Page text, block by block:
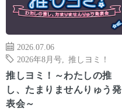
2026.07.06
2026年8月号
推しヨミ！
推しヨミ！～わたしの推
し、たまりませんりゅう発
表会～